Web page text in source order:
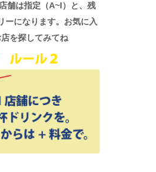
舗は指定（A~I）と、残
ーになります。お気に入
店を探してみてね